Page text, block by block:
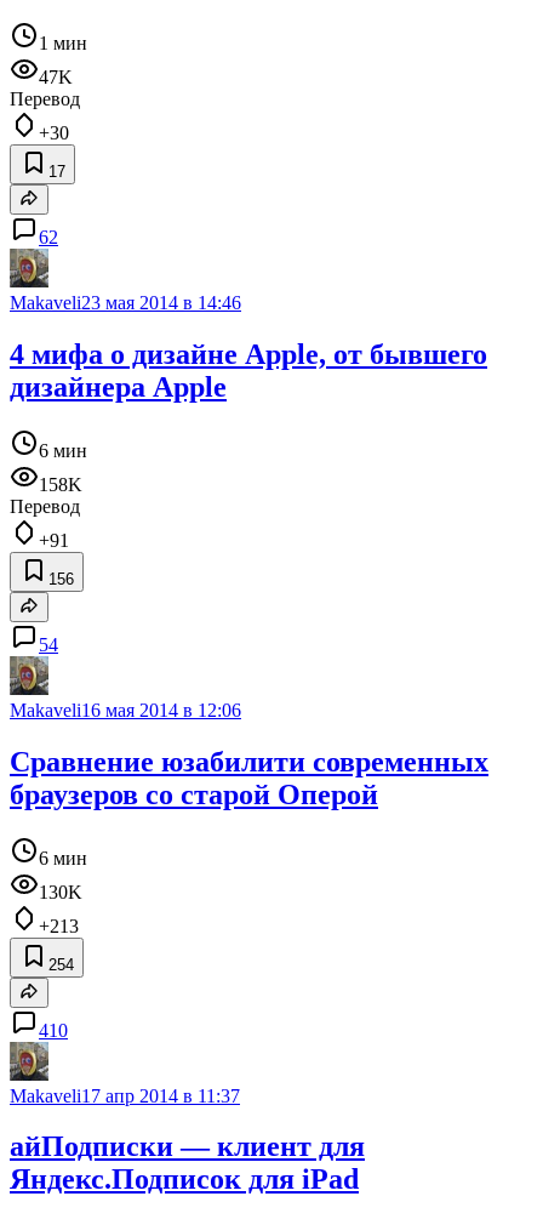
1 мин
47K
Перевод
+30
17
62
Makaveli23 мая 2014 в 14:46
4 мифа о дизайне Apple, от бывшего
дизайнера Apple
6 мин
158K
Перевод
+91
156
54
Makaveli16 мая 2014 в 12:06
Сравнение юзабилити современных
браузеров со старой Оперой
6 мин
130K
+213
254
410
Makaveli17 апр 2014 в 11:37
айПодписки — клиент для
Яндекс.Подписок для iPad